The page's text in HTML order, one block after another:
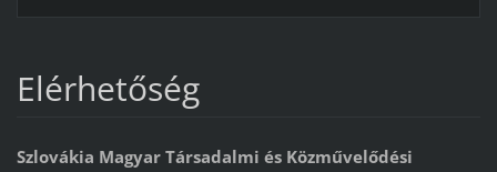
Elérhetőség
Szlovákia Magyar Társadalmi és Közművelődési